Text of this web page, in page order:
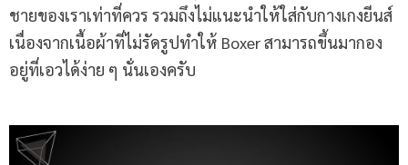
ชายของเราเท่าที่ควร รวมถึงไม่แนะนำให้ใส่กับกางเกงยีนส์
เนื่องจากเนื้อผ้าที่ไม่รัดรูปทำให้ Boxer สามารถขึ้นมากอง
อยู่ที่เอวได้ง่าย ๆ นั่นเองครับ